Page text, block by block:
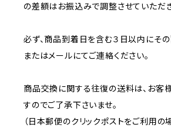
の差額はお振込みで調整させていただき
必ず、商品到着日を含む３日以内にそ
またはメールにてご連絡ください。
商品交換に関する往復の送料は、お客
すのでご了承下さいませ。
（日本郵便のクリックポストをご利用